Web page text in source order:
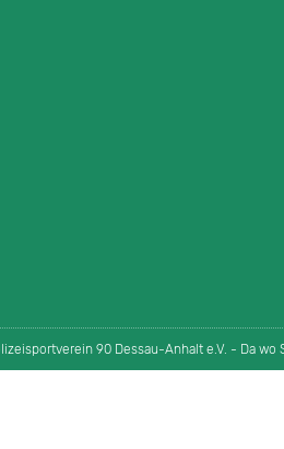
90 Dessau-Anhalt e.V. - Da wo